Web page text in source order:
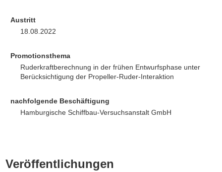
Austritt
18.08.2022
Promotionsthema
Ruderkraftberechnung in der frühen Entwurfsphase unter
Berücksichtigung der Propeller-Ruder-Interaktion
nachfolgende Beschäftigung
Hamburgische Schiffbau-Versuchsanstalt GmbH
Veröffentlichungen